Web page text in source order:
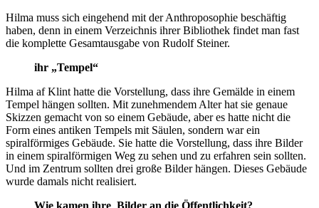
Hilma muss sich eingehend mit der Anthroposophie beschäftig
haben, denn in einem Verzeichnis ihrer Bibliothek findet man fast
die komplette Gesamtausgabe von Rudolf Steiner.
ihr „Tempel“
Hilma af Klint hatte die Vorstellung, dass ihre Gemälde in einem
Tempel hängen sollten. Mit zunehmendem Alter hat sie genaue
Skizzen gemacht von so einem Gebäude, aber es hatte nicht die
Form eines antiken Tempels mit Säulen, sondern war ein
spiralförmiges Gebäude. Sie hatte die Vorstellung, dass ihre Bilder
in einem spiralförmigen Weg zu sehen und zu erfahren sein sollten.
Und im Zentrum sollten drei große Bilder hängen. Dieses Gebäude
wurde damals nicht realisiert.
Wie kamen ihre Bilder an die Öffentlichkeit?